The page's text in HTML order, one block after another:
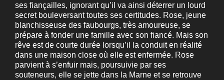
ses fiançailles, ignorant qu’il va ainsi déterrer un lourd
secret bouleversant toutes ses certitudes. Rose, jeune
blanchisseuse des faubourgs, très amoureuse, se
prépare à fonder une famille avec son fiancé. Mais son
rêve est de courte durée lorsqu’il la conduit en réalité
dans une maison close où elle est enfermée. Rose
parvient à s’enfuir mais, poursuivie par ses
souteneurs, elle se jette dans la Marne et se retrouve